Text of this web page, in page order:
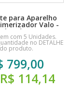
para Aparelho
Valo -
Ultradent
com 5 Unidades.
no DETALHE
do produto.
799,00
R$ 114,14